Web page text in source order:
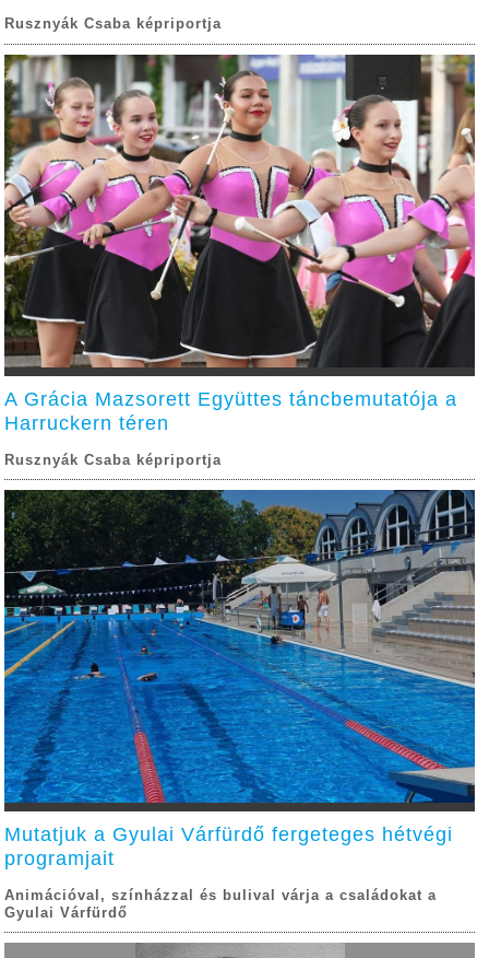
Rusznyák Csaba képriportja
A Grácia Mazsorett Együttes táncbemutatója a
Harruckern téren
Rusznyák Csaba képriportja
Mutatjuk a Gyulai Várfürdő fergeteges hétvégi
programjait
Animációval, színházzal és bulival várja a családokat a
Gyulai Várfürdő